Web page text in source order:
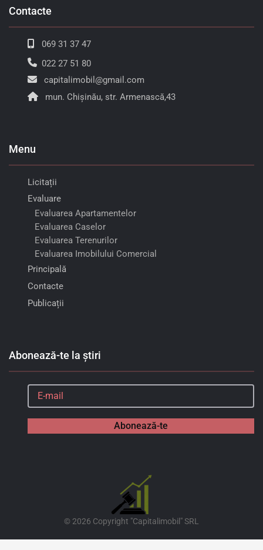
Contacte
069 31 37 47
022 27 51 80
capitalimobil@gmail.com
mun. Chișinău, str. Armenască,43
Menu
Licitații
Evaluare
Evaluarea Apartamentelor
Evaluarea Caselor
Evaluarea Terenurilor
Evaluarea Imobilului Comercial
Principală
Contacte
Publicații
Abonează-te la știri
Abonează-te
© 2026 Copyright "Capitalimobil" SRL